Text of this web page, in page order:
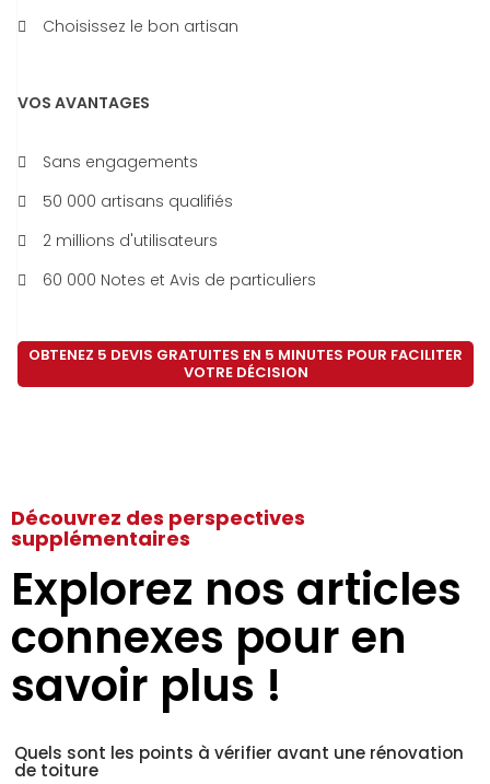
Choisissez le bon artisan
VOS AVANTAGES
Sans engagements
50 000 artisans qualifiés
2 millions d'utilisateurs
60 000 Notes et Avis de particuliers
OBTENEZ 5 DEVIS GRATUITES EN 5 MINUTES POUR FACILITER
VOTRE DÉCISION
Découvrez des perspectives
supplémentaires
Explorez nos articles
connexes pour en
savoir plus !
Quels sont les points à vérifier avant une rénovation
de toiture